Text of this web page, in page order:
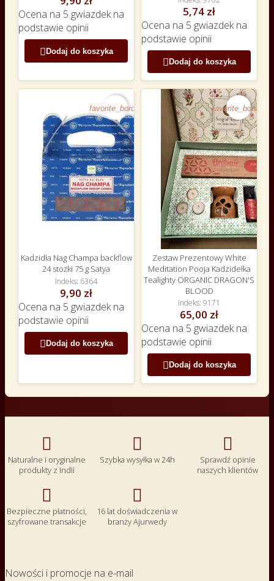
Ocena na 5 gwiazdek na
podstawie opinii
Dodaj do koszyka
5,74 zł
Ocena na 5 gwiazdek na
podstawie opinii
Dodaj do koszyka
favorite_border
Kadzidła Nag Champa backflow
24 stożki 75 g Satya
Indeks 6364
9,90 zł
Ocena na 5 gwiazdek na
podstawie opinii
 Dodaj do koszyka
favorite_border
Zestaw Prezentowy White
Meditation Pooja Kadzidełka
Tealighty ORGANIC DRAGON'S
BLOOD
Indeks 9171
65,00 zł
Ocena na 5 gwiazdek na
podstawie opinii
 Dodaj do koszyka

Naturalne i oryginalne
produkty z Indii

Szybka wysyłka w 24h

Sprawdź opinie
naszych klientów

Bezpieczne płatności,
szyfrowane transakcje

16 lat doświadczenia w
branży Ajurwedy
Nowości i promocje na e-mail